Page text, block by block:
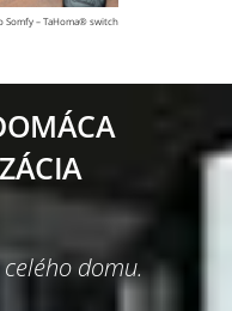
Somfy – TaHoma® switch
domu.